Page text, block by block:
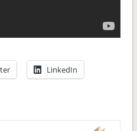
LinkedIn